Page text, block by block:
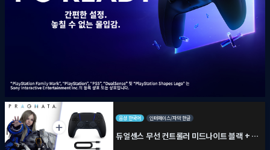
음성 한국어 인터페이스/자막 한글
듀얼센스 무선 컨트롤러 미드나이트 블랙 + PC용 USB 케이블 + 프래그마타